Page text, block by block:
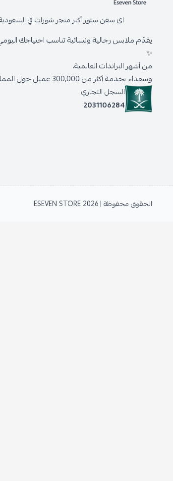
اي سفن ستور أكبر متجر شوزات في
يقدّم ملابس رجالية ونسائية تناسب احتياجك
✨
من أشهر البراندات العالمية،
وسعداء بخدمة أكثر من 300,000 عميل حول المملكة.
السجل التجاري
2031106284
الحقوق محفوظة | 2026 ESEVEN STORE